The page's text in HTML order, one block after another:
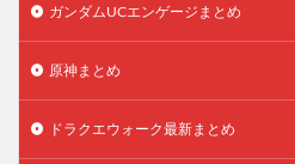
ガンダムUCエンゲージまとめ
原神まとめ
ドラクエウォーク最新まとめ